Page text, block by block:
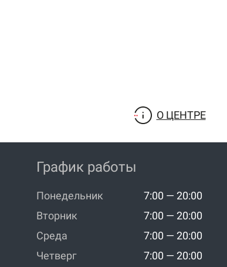
О ЦЕНТРЕ
График работы
Понедельник
7:00 — 20:00
Вторник
7:00 — 20:00
Среда
7:00 — 20:00
Четверг
7:00 — 20:00